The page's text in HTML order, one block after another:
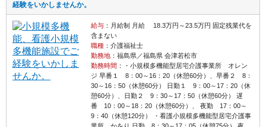
経験をいかしませんか。
給与：月給制 月給 18.3万円～23.5万円 固定残業代を
含まない
職種：介護福祉士
勤務地：福島県／福島県 会津若松市
勤務時間 ：・小規模多機能型居宅介護事業所 オレン
ジ 早番１ 8：00～16：20（休憩60分）、早番２ 8：
30～16：50（休憩60分） 日勤１ 9：00～17：20（休
憩60分）、日勤２ 9：30～17：50（休憩60分） 遅
番 10：00～18：20（休憩60分）、 夜勤 17：00～
9：40（休憩120分） ・看護小規模多機能型居宅介護事